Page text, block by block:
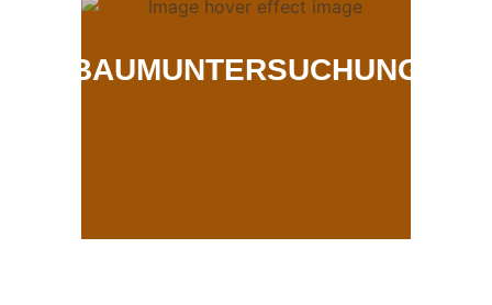
BAUMUNTERSUCHUNG